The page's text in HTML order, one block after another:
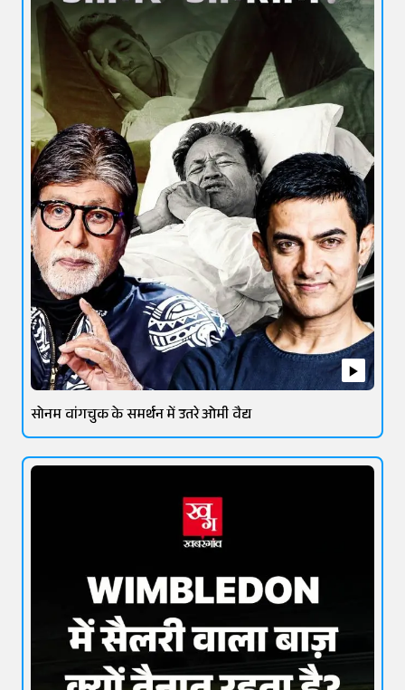
सोनम वांगचुक के समर्थन में उतरे ओमी वैद्य